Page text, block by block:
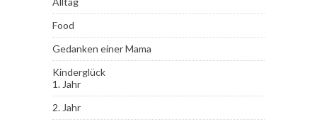
Food
Gedanken einer Mama
Kinderglück
1. Jahr
2. Jahr